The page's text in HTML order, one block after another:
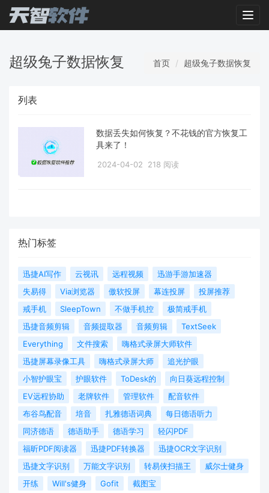
超级兔子数据恢复 首页 超级兔子数据恢复
列表
数据丢失如何恢复？不花钱的官方恢复工
具来了！
2024-04-02 218 阅读
热门标签
迅捷AI写作 云视讯 远程视频
迅游手游加速器
失易得
Via浏览器 傲软投屏 幕连投屏
投屏推荐
戒手机
SleepTown 不做手机控
极简戒手机
迅捷音频剪辑
音频提取器 音频剪辑
TextSeek
Everything
文件搜索
嗨格式录屏大师软件
迅捷屏幕录像工具
嗨格式录屏大师
追光护眼
小智护眼宝
护眼软件 ToDesk的
向日葵远程控制
EV远程协助
老牌软件 管理软件
配音软件
布谷鸟配音
培音 扎雅德语词典
每日德语听力
同济德语
德语助手 德语学习
轻闪PDF
福昕PDF阅读器
迅捷PDF转换器
迅捷OCR文字识别
迅捷文字识别
万能文字识别 转易侠扫描王
威尔士健身
开练
Will's健身 Gofit 截图宝